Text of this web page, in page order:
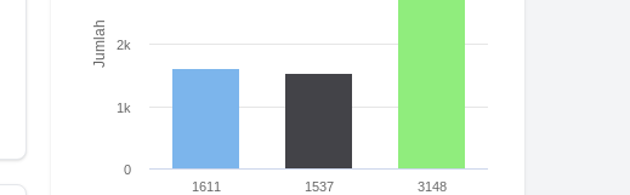
Jumlah
1611
1537
3148
0
1k
2k